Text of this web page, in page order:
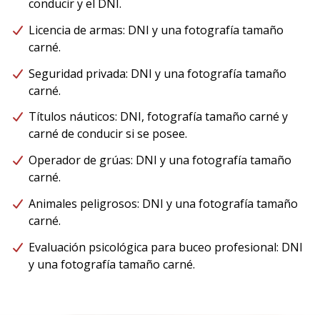
conducir y el DNI.
Licencia de armas: DNI y una fotografía tamaño
carné.
Seguridad privada: DNI y una fotografía tamaño
carné.
Títulos náuticos: DNI, fotografía tamaño carné y
carné de conducir si se posee.
Operador de grúas: DNI y una fotografía tamaño
carné.
Animales peligrosos: DNI y una fotografía tamaño
carné.
Evaluación psicológica para buceo profesional: DNI
y una fotografía tamaño carné.